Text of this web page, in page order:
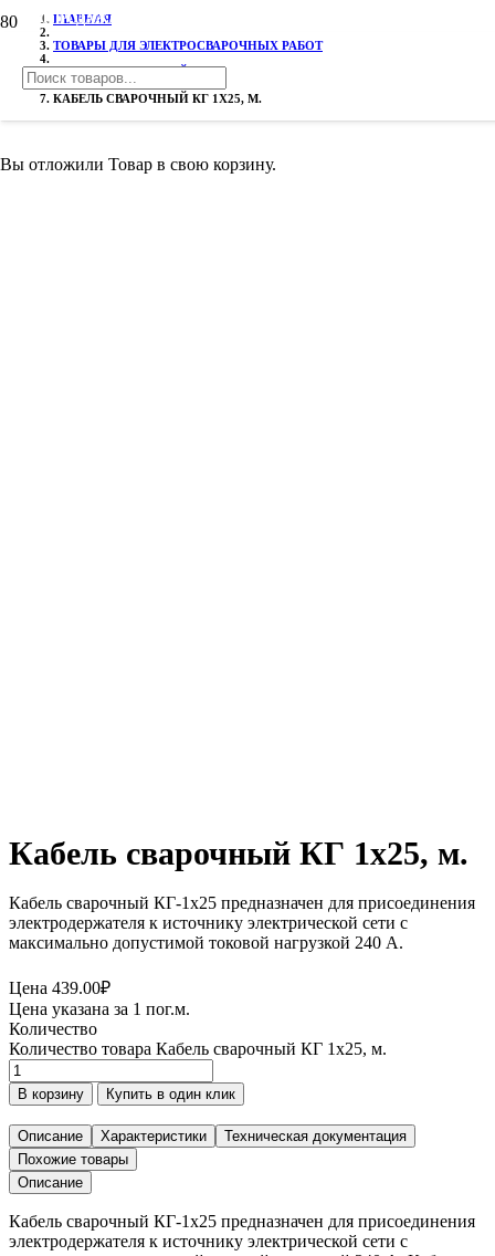
Вы отложили Товар в свою корзину.
ГЛАВНАЯ
ТОВАРЫ ДЛЯ ЭЛЕКТРОСВАРОЧНЫХ РАБОТ
КАБЕЛЬ СВАРОЧНЫЙ
КАБЕЛЬ СВАРОЧНЫЙ КГ 1Х25, М.
Кабель сварочный КГ 1х25, м.
Кабель сварочный КГ-1х25 предназначен для присоединения
электродержателя к источнику электрической сети с
максимально допустимой токовой нагрузкой 240 А.
Цена 439.00₽
Цена указана за 1 пог.м.
Количество
Количество товара Кабель сварочный КГ 1х25, м.
В корзину Купить в один клик
Описание Характеристики
Техническая документация
Похожие товары
Описание
Кабель сварочный КГ-1х25 предназначен для присоединения
электродержателя к источнику электрической сети с
РАСПРОДАЖА!